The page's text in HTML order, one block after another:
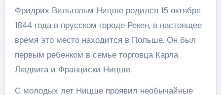
Фридрих Вильгельм Ницше родился 15 октября
1844 года в прусском городе Рекен, в настоящее
время это место находится в Польше. Он был
первым ребенком в семье торговца Карла
Людвига и Франциски Ницше.
С молодых лет Ницше проявил необычайные